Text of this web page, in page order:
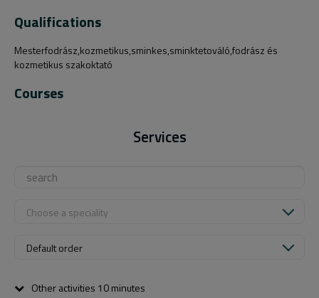
Qualifications
Mesterfodrász,kozmetikus,sminkes,sminktetováló,fodrász és
kozmetikus szakoktató
Courses
Services
Choose a speciality
Default order
Other activities 10 minutes